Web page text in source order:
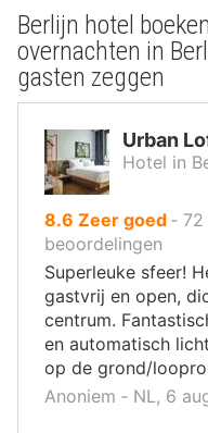
Berlijn hotel
overnachten in
gasten zeggen
Urban
Hotel in
8.6 uit
10
,
Zeer goed ‐ 72
beoordelingen
Superleuke sfeer!
gastvrij en open,
centrum.
en automatisch
op de grond/
Anoniem ‐ NL, 6